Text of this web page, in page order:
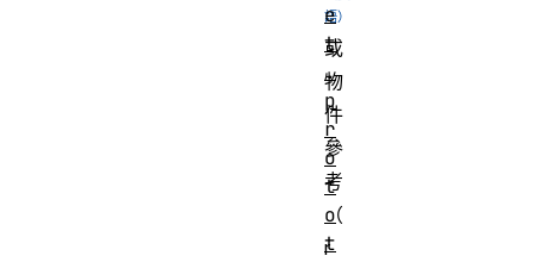
或
物
件
參
考
（
r
e
t
.
p
r
o
t
o
t